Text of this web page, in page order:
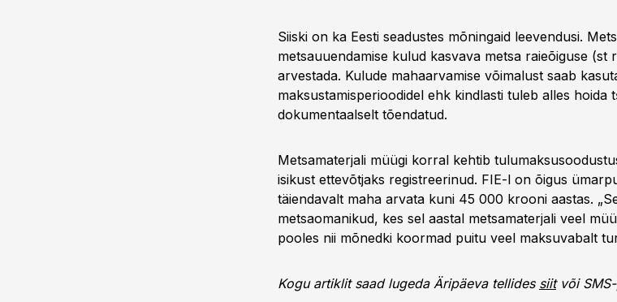
Siiski on ka Eesti seadustes mõningaid leevendusi.
metsauuendamise kulud kasvava metsa raieõiguse (st
arvestada. Kulude mahaarvamise võimalust saab
maksustamisperioodidel ehk kindlasti tuleb alles hoida
dokumentaalselt tõendatud.
Metsamaterjali müügi korral kehtib
isikust ettevõtjaks registreerinud. FIE-l on õigus
täiendavalt maha arvata kuni 45 000 krooni aastas.
metsaomanikud, kes sel aastal metsamaterjali veel
pooles nii mõnedki koormad puitu veel maksuvabalt
Kogu artiklit saad lugeda Äripäeva tellides siit või